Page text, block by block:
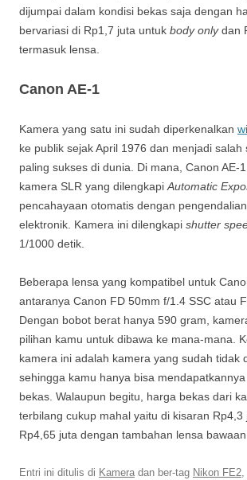
dijumpai dalam kondisi bekas saja dengan
bervariasi di Rp1,7 juta untuk body onlydan
termasuk lensa.
Canon AE-1
Kamera yang satu ini sudah diperkenalkan
ke publik sejak April 1976 dan menjadi salah
paling sukses di dunia. Di mana, Canon AE-
kamera SLR yang dilengkapiAutomatic
pencahayaan otomatis dengan
elektronik. Kamera ini dilengkapi shutter
1/1000 detik.
Beberapa lensa yang kompatibel untuk
antaranya Canon FD 50mm f/1.4 SSC atau
Dengan bobot berat hanya 590 gram,
pilihan kamu untuk dibawa ke mana-mana.
kamera ini adalah kamera yang sudah tidak
sehingga kamu hanya bisa
bekas. Walaupun begitu, harga bekas dari
terbilang cukup mahal yaitu di kisaran Rp4,3
Rp4,65 juta dengan tambahan lensa
Entri ini ditulis di Kamera dan ber-tag Nikon FE2,